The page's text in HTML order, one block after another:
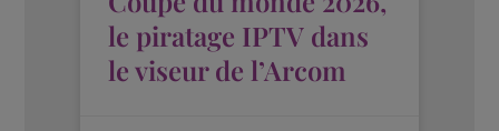
le piratage IPTV dans
le viseur de l’Arcom